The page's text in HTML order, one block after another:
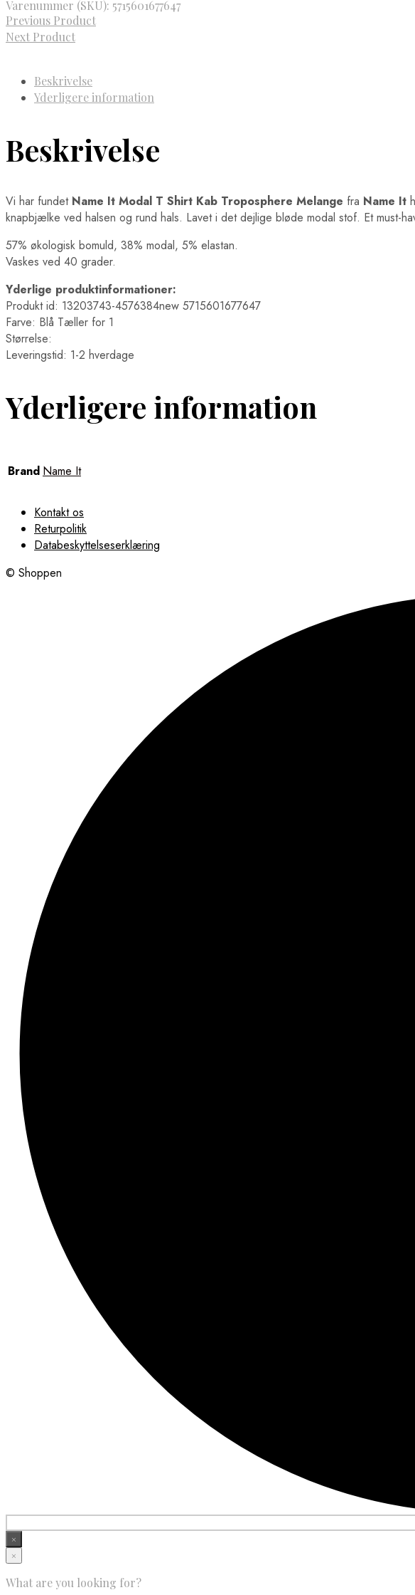
Varenummer (SKU): 5715601677647
Previous Product
Next Product
Beskrivelse
Yderligere information
Beskrivelse
Vi har fundet Name It Modal T Shirt Kab Troposphere Melange fra Name It
knapbjælke ved halsen og rund hals. Lavet i det dejlige bløde modal stof. Et must-
57% økologisk bomuld, 38% modal, 5% elastan.
Vaskes ved 40 grader.
Yderlige produktinformationer:
Produkt id: 13203743-4576384new 5715601677647
Farve: Blå Tæller for 1
Størrelse:
Leveringstid: 1-2 hverdage
Yderligere information
Brand Name It
Kontakt os
Returpolitik
Databeskyttelseserklæring
© Shoppen
×
×
What are you looking for?